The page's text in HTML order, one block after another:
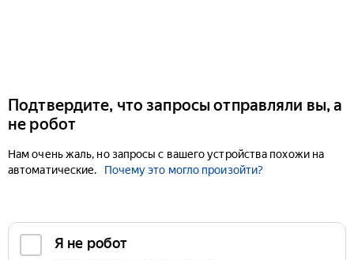
Подтвердите, что запросы отправляли вы, а
не робот
Нам очень жаль, но запросы с вашего устройства похожи на
автоматические.
Почему это могло произойти?